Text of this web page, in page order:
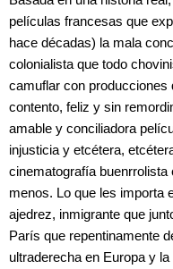
películas francesas que
hace décadas) la mala
colonialista que todo
camuflar con producciones
contento, feliz y sin
amable y conciliadora
injusticia y etcétera,
cinematografía
menos. Lo que les importa
ajedrez, inmigrante que
París que repentinamente
ultraderecha en Europa y